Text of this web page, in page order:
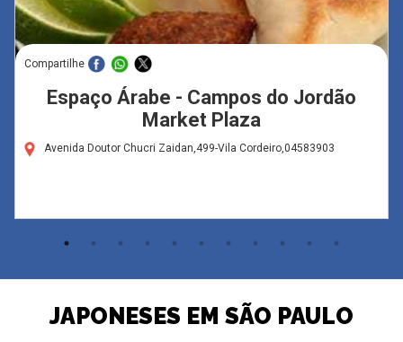
Compartilhe
Espaço Árabe - Campos do Jordão
Market Plaza
Avenida Doutor Chucri Zaidan,499-Vila Cordeiro,04583903
JAPONESES EM SÃO PAULO